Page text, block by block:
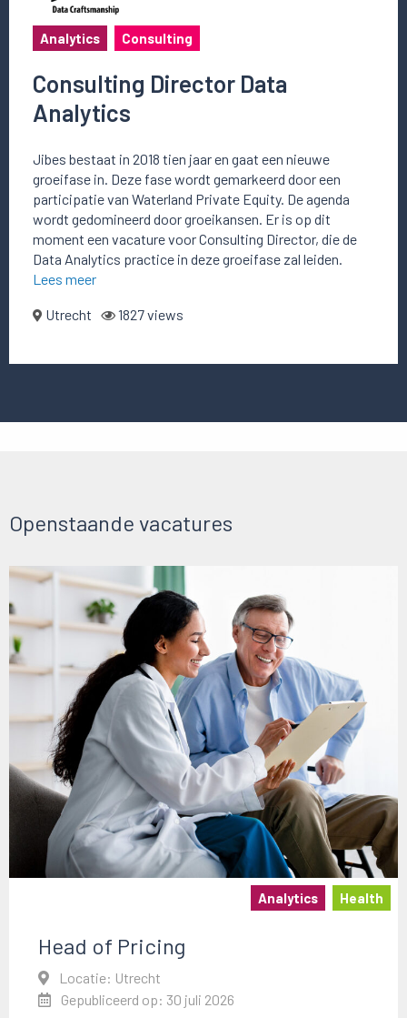
Analytics Consulting
Consulting Director Data
Analytics
Jibes bestaat in 2018 tien jaar en gaat een nieuwe
groeifase in. Deze fase wordt gemarkeerd door een
participatie van Waterland Private Equity. De agenda
wordt gedomineerd door groeikansen. Er is op dit
moment een vacature voor Consulting Director, die de
Data Analytics practice in deze groeifase zal leiden.
Lees meer
Utrecht 1827 views
Openstaande vacatures
Analytics Health
Head of Pricing
Locatie: Utrecht
Gepubliceerd op: 30 juli 2026